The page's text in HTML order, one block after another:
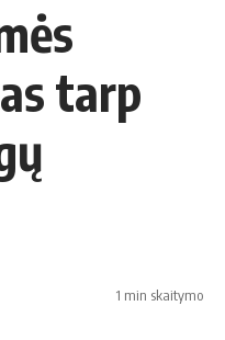
tarp
1 min skaitymo